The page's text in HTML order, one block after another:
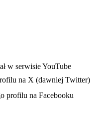
karcie
w serwisie YouTube
na X (dawniej Twitter)
karcie
profilu na Facebooku